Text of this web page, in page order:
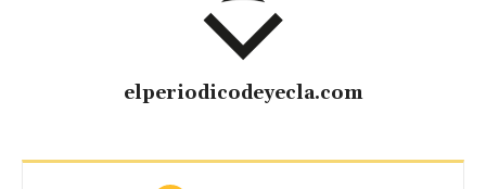
elperiodicodeyecla.com